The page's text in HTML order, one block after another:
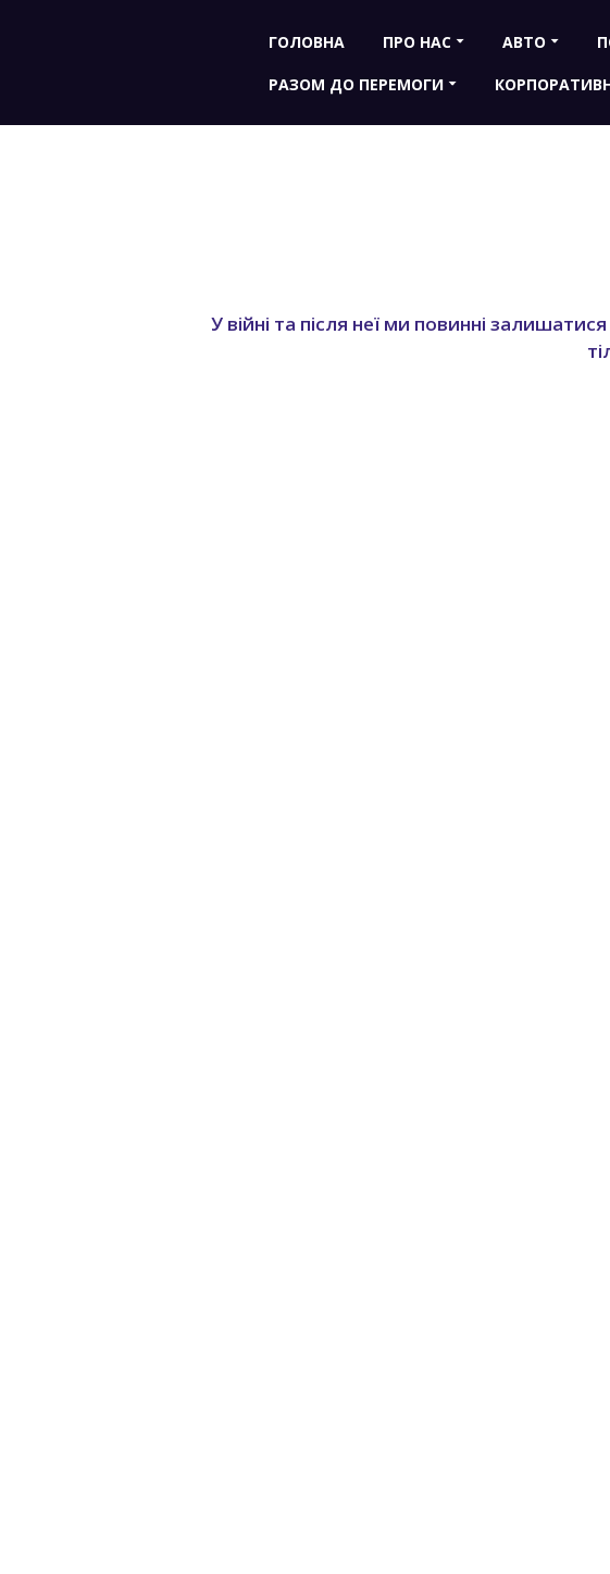
ГОЛОВНА ПРО НАС АВТО
РАЗОМ ДО ПЕРЕМОГИ
У війні та після неї ми повинні